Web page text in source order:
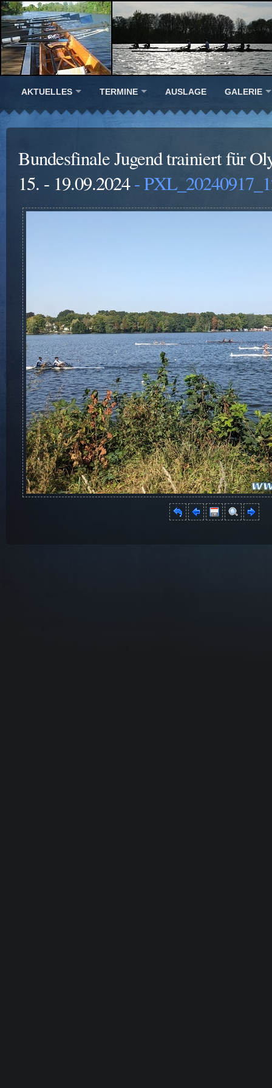
AKTUELLES TERMINE AUSLAGE GALERIE
Bundesfinale Jugend trainiert für
15. - 19.09.2024-